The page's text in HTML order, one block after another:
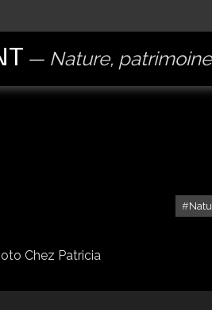
Nature,
Chez Patricia